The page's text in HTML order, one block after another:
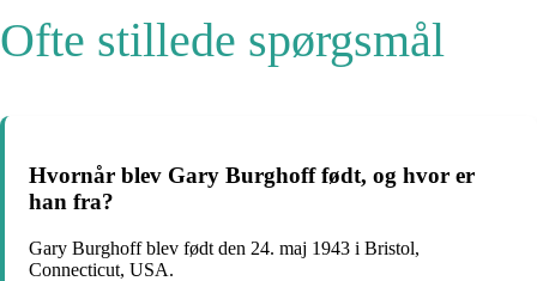
Ofte stillede spørgsmål
Hvornår blev Gary Burghoff født, og hvor er
han fra?
Gary Burghoff blev født den 24. maj 1943 i Bristol,
Connecticut, USA.